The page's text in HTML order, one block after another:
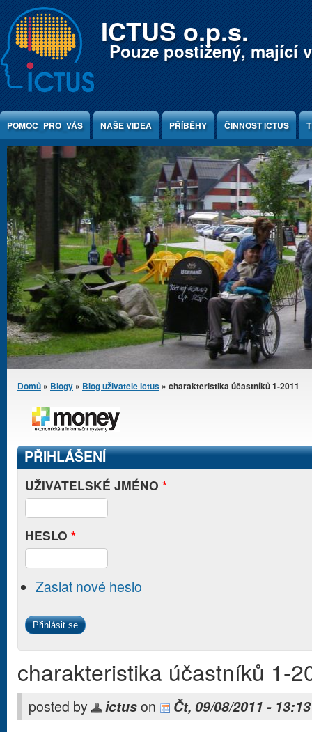
Jump to Content ICTUS o.p.s.
Pouze postižený, mající
POMOC_PRO_VÁS NAŠE VIDEA PŘÍBĚHY ČINNOST ICTUS
Jste zde
Domů » Blogy » Blog uživatele ictus » charakteristika účastníků 1-2011
PŘIHLÁŠENÍ
UŽIVATELSKÉ JMÉNO *
HESLO *
Zaslat nové heslo
charakteristika účastníků 1-
posted by ictuson
Čt, 09/08/2011 - 13:13